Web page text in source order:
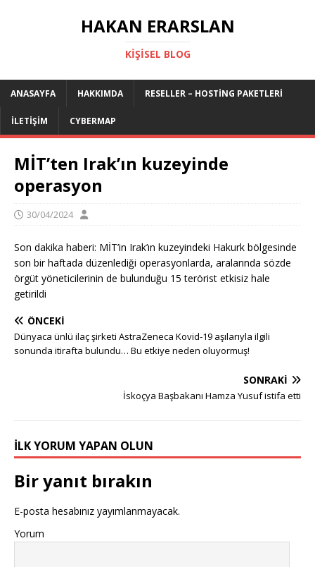
HAKAN ERARSLAN
KIŞISEL BLOG
ANASAYFA HAKKIMDA RESELLER – HOSTING PAKETLERI
İLETIŞIM CYBERMAP
MİT’ten Irak’ın kuzeyinde
operasyon
30/04/2024
Son dakika haberi: MİT’in Irak’ın kuzeyindeki Hakurk bölgesinde
son bir haftada düzenlediği operasyonlarda, aralarında sözde
örgüt yöneticilerinin de bulunduğu 15 terörist etkisiz hale
getirildi
ÖNCEKI
Dünyaca ünlü ilaç şirketi AstraZeneca Kovid-19 aşılarıyla ilgili
sonunda itirafta bulundu… Bu etkiye neden oluyormuş!
SONRAKI
İskoçya Başbakanı Hamza Yusuf istifa etti
İLK YORUM YAPAN OLUN
Bir yanıt bırakın
E-posta hesabınız yayımlanmayacak.
Yorum